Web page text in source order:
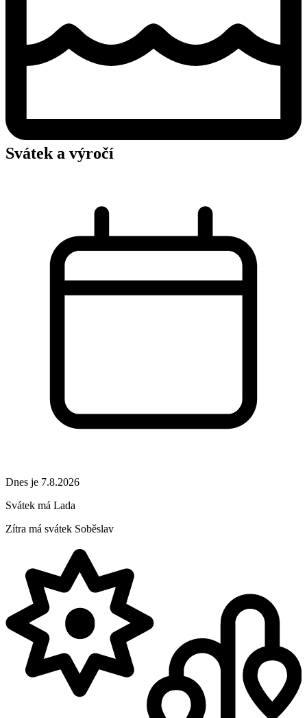
Svátek a výročí
Dnes je 7.8.2026
Svátek má Lada
Zítra má svátek Soběslav